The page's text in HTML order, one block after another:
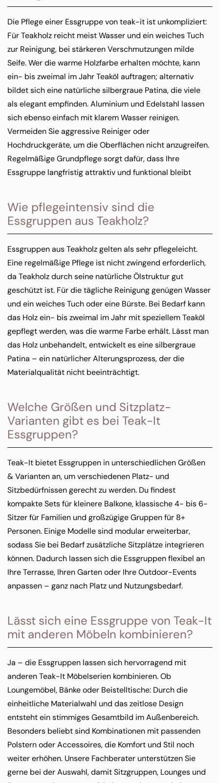
Die Pflege einer Essgruppe von teak-it ist unkompliziert:
Für Teakholz reicht meist Wasser und ein weiches Tuch
zur Reinigung, bei stärkeren Verschmutzungen milde
Seife. Wer die warme Holzfarbe erhalten möchte, kann
ein- bis zweimal im Jahr Teaköl auftragen; alternativ
bildet sich eine natürliche silbergraue Patina, die viele
als elegant empfinden. Aluminium und Edelstahl lassen
sich ebenso einfach mit klarem Wasser reinigen.
Vermeiden Sie aggressive Reiniger oder
Hochdruckgeräte, um die Oberflächen nicht anzugreifen.
Regelmäßige Grundpflege sorgt dafür, dass Ihre
Essgruppe langfristig attraktiv und funktional bleibt
Wie pflegeintensiv sind die
Essgruppen aus Teakholz?
Essgruppen aus Teakholz gelten als sehr pflegeleicht.
Eine regelmäßige Pflege ist nicht zwingend erforderlich,
da Teakholz durch seine natürliche Ölstruktur gut
geschützt ist. Für die tägliche Reinigung genügen Wasser
und ein weiches Tuch oder eine Bürste. Bei Bedarf kann
das Holz ein- bis zweimal im Jahr mit speziellem Teaköl
gepflegt werden, was die warme Farbe erhält. Lässt man
das Holz unbehandelt, entwickelt es eine silbergraue
Patina – ein natürlicher Alterungsprozess, der die
Materialqualität nicht beeinträchtigt.
Welche Größen und Sitzplatz-
Varianten gibt es bei Teak-It
Essgruppen?
Teak-It bietet Essgruppen in unterschiedlichen Größen
& Varianten an, um verschiedenen Platz- und
Sitzbedürfnissen gerecht zu werden. Du findest
kompakte Sets für kleinere Balkone, klassische 4- bis 6-
Sitzer für Familien und großzügige Gruppen für 8+
Personen. Einige Modelle sind modular erweiterbar,
sodass Sie bei Bedarf zusätzliche Sitzplätze integrieren
können. Dadurch lassen sich die Essgruppen flexibel an
Ihre Terrasse, Ihren Garten oder Ihre Outdoor-Events
anpassen – ganz nach Platz und Nutzungsbedarf.
Lässt sich eine Essgruppe von Teak-It
mit anderen Möbeln kombinieren?
Ja – die Essgruppen lassen sich hervorragend mit
anderen Teak-It Möbelserien kombinieren. Ob
Loungemöbel, Bänke oder Beistelltische: Durch die
einheitliche Materialwahl und das zeitlose Design
entsteht ein stimmiges Gesamtbild im Außenbereich.
Besonders beliebt sind Kombinationen mit passenden
Polstern oder Accessoires, die Komfort und Stil noch
weiter erhöhen. Unsere Fachberater unterstützen Sie
gerne bei der Auswahl, damit Sitzgruppen, Lounges und